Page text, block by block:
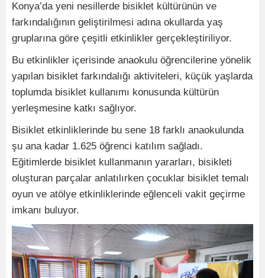
Konya’da yeni nesillerde bisiklet kültürünün ve
farkındalığının geliştirilmesi adına okullarda yaş
gruplarına göre çeşitli etkinlikler gerçekleştiriliyor.
Bu etkinlikler içerisinde anaokulu öğrencilerine yönelik
yapılan bisiklet farkındalığı aktiviteleri, küçük yaşlarda
toplumda bisiklet kullanımı konusunda kültürün
yerleşmesine katkı sağlıyor.
Bisiklet etkinliklerinde bu sene 18 farklı anaokulunda
şu ana kadar 1.625 öğrenci katılım sağladı.
Eğitimlerde bisiklet kullanmanın yararları, bisikleti
oluşturan parçalar anlatılırken çocuklar bisiklet temalı
oyun ve atölye etkinliklerinde eğlenceli vakit geçirme
imkanı buluyor.